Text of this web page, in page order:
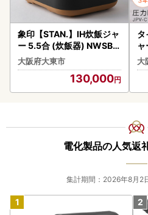
象印【STAN.】IH炊飯ジャ
ー 5.5合 (炊飯器) NWSB1
0-BA ブラック 炊飯器
大阪府大東市
130,000
タ
大
電化製品の人気返
集計期間：2026年8月2